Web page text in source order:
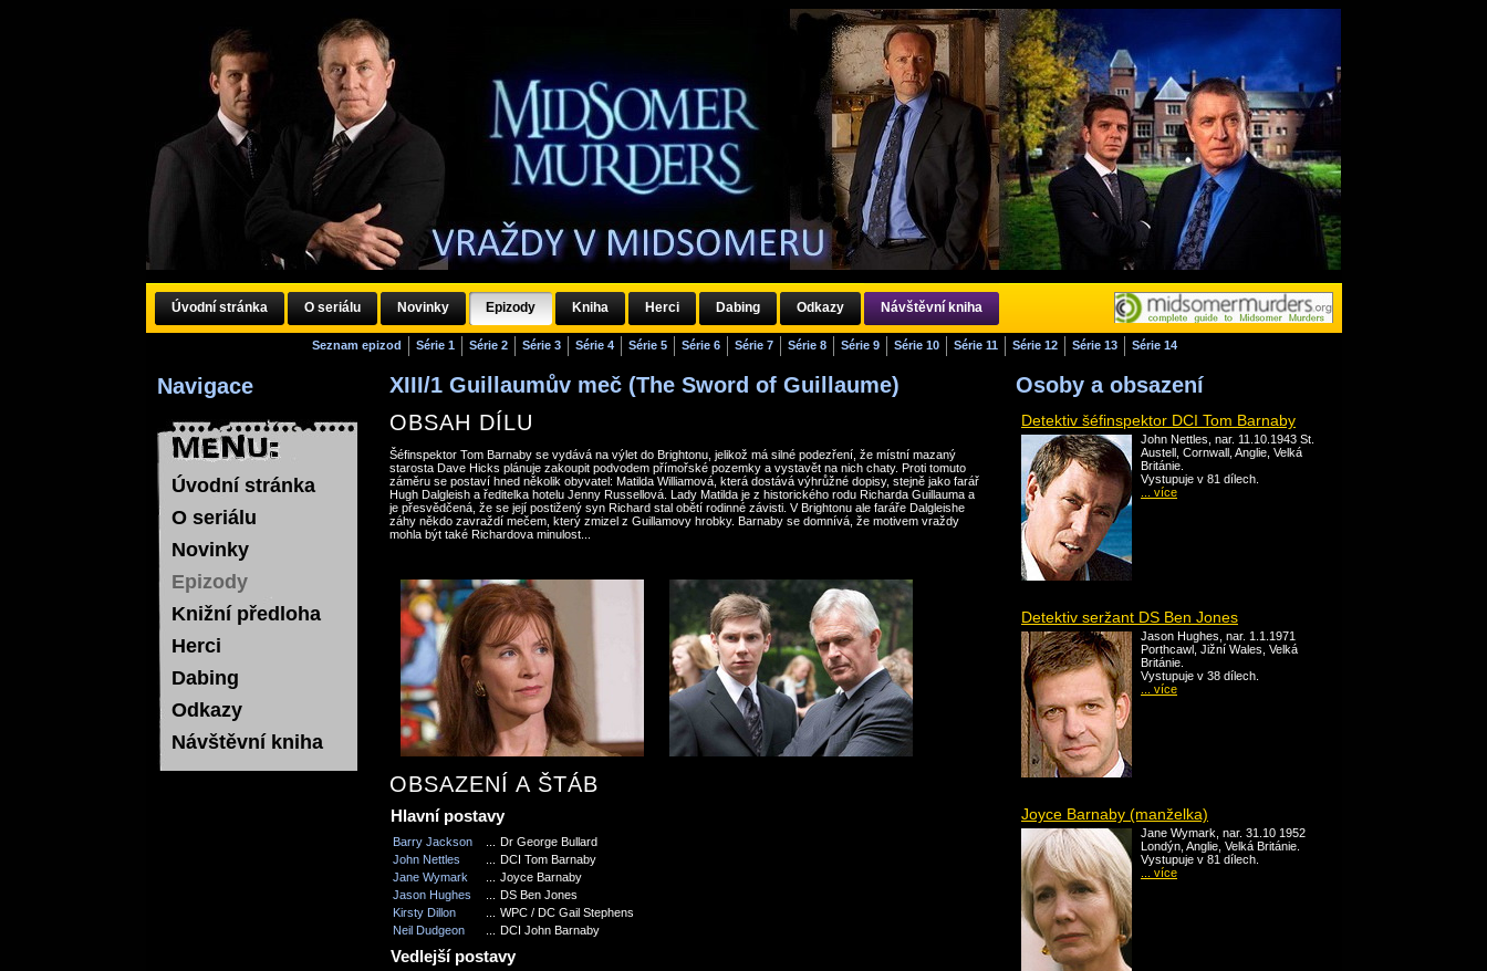
Úvodní stránka O seriálu Novinky Epizody Kniha Herci Dabing Odkazy Návštěvní kniha
Seznam epizod Série 1 Série 2 Série 3 Série 4 Série 5 Série 6 Série 7 Série 8 Série 9 Série 10 Série 11 Série 12 Série 13 Série 14
Navigace
Úvodní stránka
O seriálu
Novinky
Epizody
Knižní předloha
Herci
Dabing
Odkazy
Návštěvní kniha
XIII/1 Guillaumův meč (The Sword of Guillaume)
OBSAH DÍLU
Šéfinspektor Tom Barnaby se vydává na výlet do Brightonu, jelikož má silné podezření, že místní mazaný
starosta Dave Hicks plánuje zakoupit podvodem přímořské pozemky a vystavět na nich chaty. Proti tomuto
záměru se postaví hned několik obyvatel: Matilda Williamová, která dostává výhrůžné dopisy, stejně jako farář
Hugh Dalgleish a ředitelka hotelu Jenny Russellová. Lady Matilda je z historického rodu Richarda Guillauma a
je přesvědčená, že se její postižený syn Richard stal obětí rodinné závisti. V Brightonu ale faráře Dalgleishe
záhy někdo zavraždí mečem, který zmizel z Guillamovy hrobky. Barnaby se domnívá, že motivem vraždy
mohla být také Richardova minulost...
OBSAZENÍ A ŠTÁB
Hlavní postavy
Barry Jackson
Dr George Bullard
John Nettles
DCI Tom Barnaby
Jane Wymark
Joyce Barnaby
Jason Hughes
DS Ben Jones
Kirsty Dillon
WPC / DC Gail Stephens
Neil Dudgeon
DCI John Barnaby
Vedlejší postavy
Osoby a obsazení
Detektiv šéfinspektor DCI Tom Barnaby
John Nettles, nar. 11.10.1943 St.
Austell, Cornwall, Anglie, Velká
Británie.
Vystupuje v 81 dílech.
... více
Detektiv seržant DS Ben Jones
Jason Hughes, nar. 1.1.1971
Porthcawl, Jižní Wales, Velká
Británie.
Vystupuje v 38 dílech.
... více
Joyce Barnaby (manželka)
Jane Wymark, nar. 31.10 1952
Londýn, Anglie, Velká Británie.
Vystupuje v 81 dílech.
... více